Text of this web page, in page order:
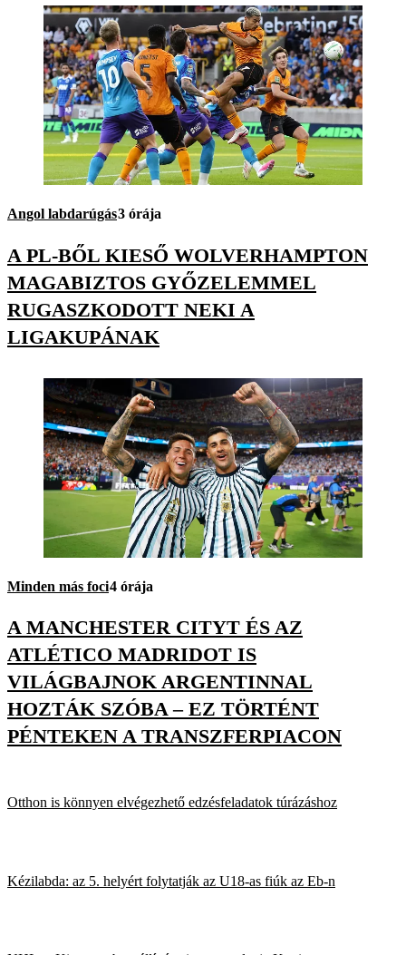
Angol labdarúgás3 órája
A PL-BŐL KIESŐ WOLVERHAMPTON
MAGABIZTOS GYŐZELEMMEL
RUGASZKODOTT NEKI A
LIGAKUPÁNAK
Minden más foci4 órája
A MANCHESTER CITYT ÉS AZ
ATLÉTICO MADRIDOT IS
VILÁGBAJNOK ARGENTINNAL
HOZTÁK SZÓBA – EZ TÖRTÉNT
PÉNTEKEN A TRANSZFERPIACON
Otthon is könnyen elvégezhető edzésfeladatok túrázáshoz
Kézilabda: az 5. helyért folytatják az U18-as fiúk az Eb-n